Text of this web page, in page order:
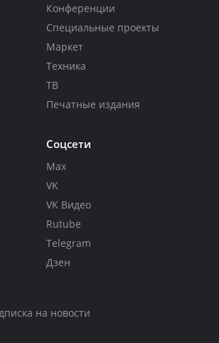
Конференции
Специальные проекты
Маркет
Техника
ТВ
Печатные издания
Соцсети
Max
VK
VK Видео
Rutube
Telegram
Дзен
на новости